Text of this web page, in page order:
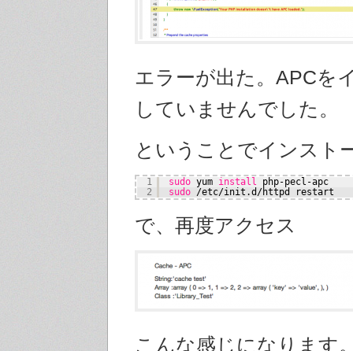
エラーが出た。APCを
していませんでした。
ということでインスト
1
2
sudo yum install
php-pecl-apc
sudo /etc/init .d /httpd restart
で、再度アクセス
こんな感じになります